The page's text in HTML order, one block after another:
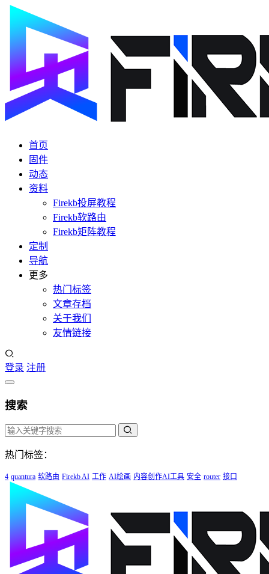
首页
固件
动态
资料
Firekb投屏教程
Firekb软路由
Firekb矩阵教程
定制
导航
更多
热门标签
文章存档
关于我们
友情链接
登录 注册
搜索
热门标签：
4 quantura 软路由 Firekb AI 工作 AI绘画 内容创作AI工具 安全 router 接口